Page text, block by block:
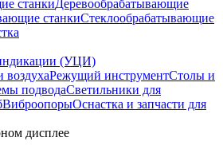
станкиДеревообрабатывающие
станкиСтеклообрабатывающие
(УЦИ)
воздухаРежущий инструментСтолы и
подводаСветильники для
ВиброопорыОснастка и запчасти для
дисплее